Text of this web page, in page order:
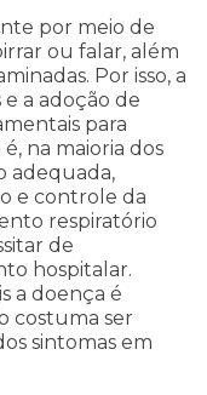
por meio de
ou falar, além
Por isso, a
a adoção de
para
na maioria dos
adequada,
e controle da
respiratório
de
hospitalar.
a doença é
costuma ser
sintomas em